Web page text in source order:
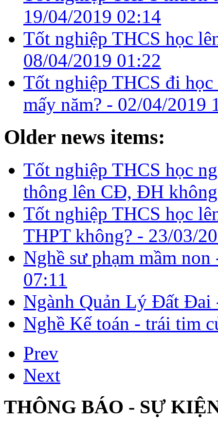
19/04/2019 02:14
Tốt nghiệp THCS học
08/04/2019 01:22
Tốt nghiệp THCS đi
mấy năm? - 02/04/2019
Older news items:
Tốt nghiệp THCS học
thông lên CĐ, ĐH
Tốt nghiệp THCS học
THPT không? - 23/03/
Nghề sư phạm mầm
07:11
Ngành Quản Lý Đất
Nghề Kế toán - trái tim
Prev
Next
THÔNG BÁO - SỰ